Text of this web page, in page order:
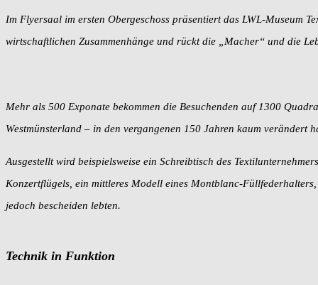
Im Flyersaal im ersten Obergeschoss präsentiert das LWL-Museum
wirtschaftlichen Zusammenhänge und rückt die „Macher“ und die
Mehr als 500 Exponate bekommen die Besuchenden auf 1300
Westmünsterland – in den vergangenen 150 Jahren kaum verändert
Ausgestellt wird beispielsweise ein Schreibtisch des
Konzertflügels, ein mittleres Modell eines Montblanc-
jedoch bescheiden lebten.
Technik in Funktion